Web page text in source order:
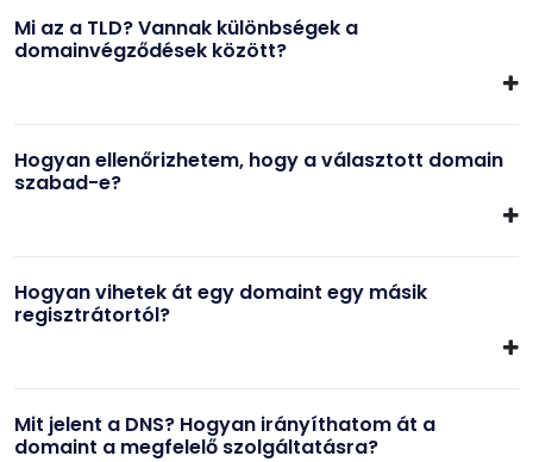
Mi az a TLD? Vannak különbségek a
domainvégződések között?
Hogyan ellenőrizhetem, hogy a választott domain
szabad-e?
Hogyan vihetek át egy domaint egy másik
regisztrátortól?
Mit jelent a DNS? Hogyan irányíthatom át a
domaint a megfelelő szolgáltatásra?